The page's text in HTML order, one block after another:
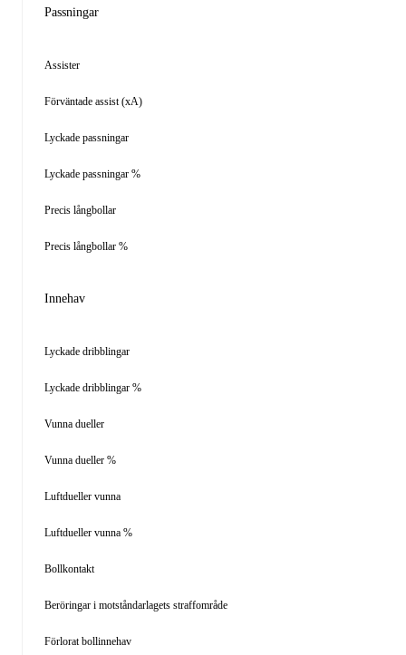
Passningar
Assister
Förväntade assist (xA)
Lyckade passningar
Lyckade passningar %
Precis långbollar
Precis långbollar %
Innehav
Lyckade dribblingar
Lyckade dribblingar %
Vunna dueller
Vunna dueller %
Luftdueller vunna
Luftdueller vunna %
Bollkontakt
Beröringar i motståndarlagets straffområde
Förlorat bollinnehav